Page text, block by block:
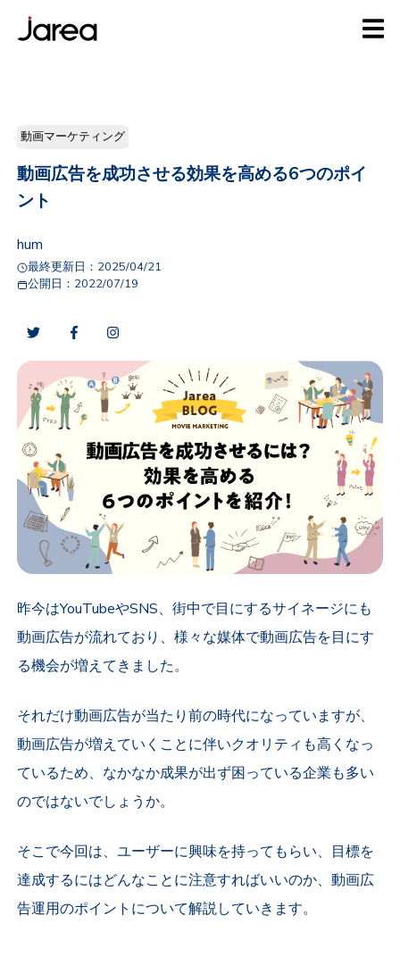
動画マーケティング
動画広告を成功させる効果を高める6つのポイ
ント
hum
最終更新日： 2025/04/21
公開日： 2022/07/19
昨今はYouTubeやSNS、街中で目にするサイネージにも
動画広告が流れており、様々な媒体で動画広告を目にす
る機会が増えてきました。
それだけ動画広告が当たり前の時代になっていますが、
動画広告が増えていくことに伴いクオリティも高くなっ
ているため、なかなか成果が出ず困っている企業も多い
のではないでしょうか。
そこで今回は、ユーザーに興味を持ってもらい、目標を
達成するにはどんなことに注意すればいいのか、動画広
告運用のポイントについて解説していきます。